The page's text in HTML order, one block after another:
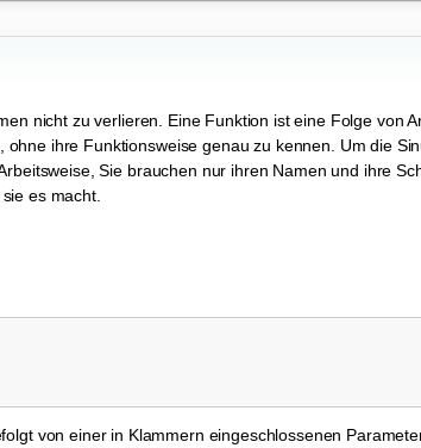
nicht zu verlieren. Eine Funktion ist eine Folge von
ihre Funktionsweise genau zu kennen. Um die
Sie brauchen nur ihren Namen und ihre
es macht.
von einer in Klammern eingeschlossenen